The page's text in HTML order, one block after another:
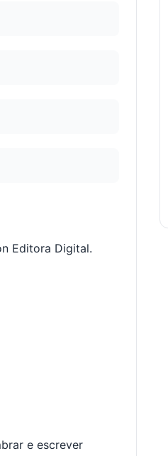
Editora Digital.
e escrever